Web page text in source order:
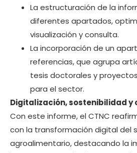
La estructuración de la
diferentes apartados,
visualización y consulta.
La incorporación de un
referencias, que agrupa
tesis doctorales y
para el sector.
Digitalización, sostenibilidad
Con este informe, el CTNC
con la transformación digital del
agroalimentario, destacando la